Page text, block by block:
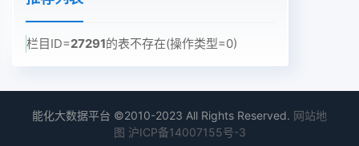
栏目ID=27291的表不存在(操作类型=0)
能化大数据平台 ©2010-2023 All Rights Reserved. 网站地
图 沪ICP备14007155号-3